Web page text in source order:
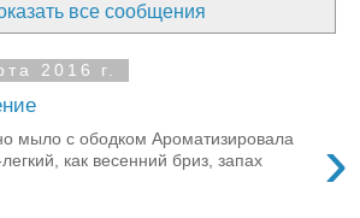
все сообщения
2016 г.
›
мыло с ободком Ароматизировала
как весенний бриз, запах